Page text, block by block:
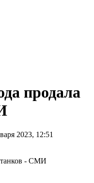
продала
2023, 12:51